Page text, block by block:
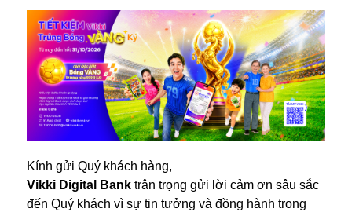
Kính gửi Quý khách hàng,
Vikki Digital Banktrân trọng gửi lời cảm ơn sâu sắc
đến Quý khách vì sự tin tưởng và đồng hành trong